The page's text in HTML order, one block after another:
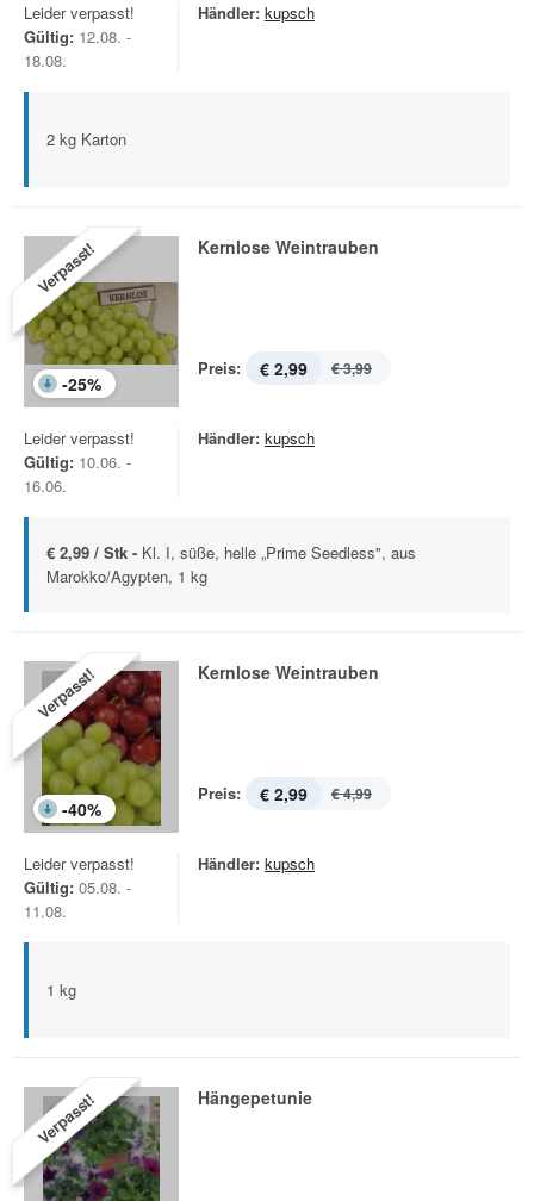
Leider verpasst!
Gültig: 12.08. -
18.08.
Händler: kupsch
2 kg Karton
Verpasst!
-25%
Kernlose Weintrauben
Preis: € 2,99 € 3,99
Leider verpasst!
Gültig: 10.06. -
16.06.
Händler: kupsch
€ 2,99 / Stk - Kl. I, süße, helle „Prime Seedless", aus
Marokko/Agypten, 1 kg
Verpasst!
-40%
Kernlose Weintrauben
Preis: € 2,99 € 4,99
Leider verpasst!
Gültig: 05.08. -
11.08.
Händler: kupsch
1 kg
Verpasst! Hängepetunie